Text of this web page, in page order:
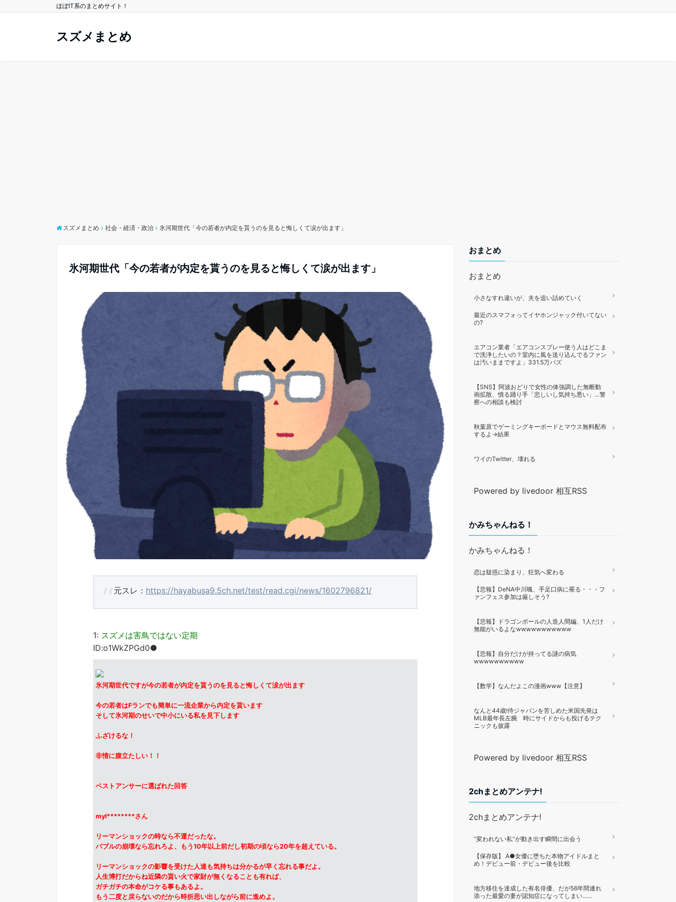
ほぼIT系のまとめサイト！
スズメまとめ
スズメまとめ 社会・経済・政治 氷河期世代「今の若者が内定を貰うのを見ると悔しくて涙が出ます」
氷河期世代「今の若者が内定を貰うのを見ると悔しくて涙が出ます」
元スレ： https://hayabusa9.5ch.net/test/read.cgi/news/1602796821/
1: スズメは害鳥ではない定期
ID:o1WkZPGd0●
氷河期世代ですが今の若者が内定を貰うのを見ると悔しくて涙が出ます
今の若者はFランでも簡単に一流企業から内定を貰います
そして氷河期のせいで中小にいる私を見下します
ふざけるな！
非情に腹立たしい！！
ベストアンサーに選ばれた回答
myl********さん
リーマンショックの時なら不運だったな。
バブルの崩壊なら忘れろよ、もう10年以上前だし初期の頃なら20年を超えている。
リーマンショックの影響を受けた人達も気持ちは分かるが早く忘れる事だよ。
人生博打だからね近隣の貰い火で家財が無くなることも有れば、
ガチガチの本命がコケる事もあるよ。
もう二度と戻らないのだから時折思い出しながら前に進めよ。
おまとめ
おまとめ
小さなすれ違いが、夫を追い詰めていく
最近のスマフォってイヤホンジャック付いてない
の?
エアコン業者「エアコンスプレー使う人はどこま
で洗浄したいの？室内に風を送り込んでるファン
は汚いままですよ」331.5万バズ
【SNS】阿波おどりで女性の体強調した無断動
画拡散、憤る踊り手「悲しいし気持ち悪い」…警
察への相談も検討
秋葉原でゲーミングキーボードとマウス無料配布
するよ→結果
ワイのTwitter、壊れる
Powered by livedoor 相互RSS
かみちゃんねる！
かみちゃんねる！
恋は疑惑に染まり、狂気へ変わる
【悲報】DeNA中川颯、手足口病に罹る・・・フ
ァンフェス参加は厳しそう?
【悲報】ドラゴンボールの人造人間編、1人だけ
無能がいるよなwwwwwwwwwww
【悲報】自分だけが持ってる謎の病気
wwwwwwwwww
【数学】なんだよこの漫画www【注意】
なんと44歳!侍ジャパンを苦しめた米国先発は
MLB最年長左腕 時にサイドからも投げるテク
ニックも披露
Powered by livedoor 相互RSS
2chまとめアンテナ!
2chまとめアンテナ!
“変われない私”が動き出す瞬間に出会う
【保存版】 A●女優に堕ちた本物アイドルまと
め！デビュー前・デビュー後を比較
地方移住を達成した有名俳優、だが56年間連れ
添った最愛の妻が認知症になってしまい……